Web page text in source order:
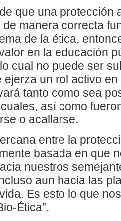
que una protección
de manera correcta
de la ética,
en la educación
cual no puede ser
ejerza un rol activo
tanto como sea
así como
o acallarse.
entre la
basada en que
nuestros
aun hacia las
Es esto lo que
Ética”.